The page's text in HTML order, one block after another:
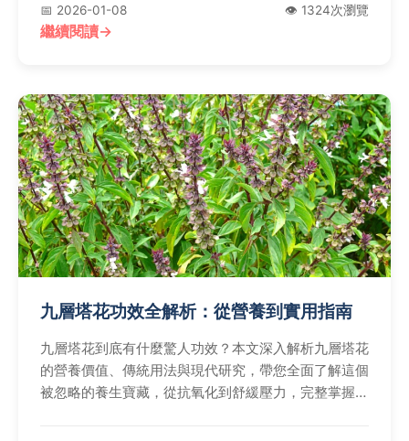
📅 2026-01-08 👁️ 1324次瀏覽
繼續閱讀
九層塔花功效全解析：從營養到實用指南
九層塔花到底有什麼驚人功效？本文深入解析九層塔花
的營養價值、傳統用法與現代研究，帶您全面了解這個
被忽略的養生寶藏，從抗氧化到舒緩壓力，完整掌握九